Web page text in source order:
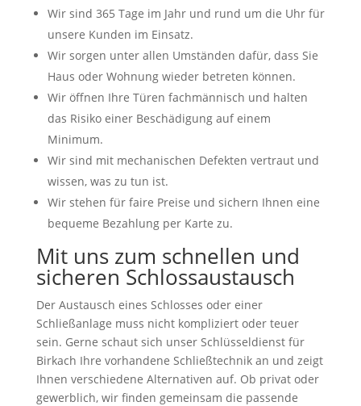
Wir sind 365 Tage im Jahr und rund um die Uhr für
unsere Kunden im Einsatz.
Wir sorgen unter allen Umständen dafür, dass Sie
Haus oder Wohnung wieder betreten können.
Wir öffnen Ihre Türen fachmännisch und halten
das Risiko einer Beschädigung auf einem
Minimum.
Wir sind mit mechanischen Defekten vertraut und
wissen, was zu tun ist.
Wir stehen für faire Preise und sichern Ihnen eine
bequeme Bezahlung per Karte zu.
Mit uns zum schnellen und
sicheren Schlossaustausch
Der Austausch eines Schlosses oder einer
Schließanlage muss nicht kompliziert oder teuer
sein. Gerne schaut sich unser Schlüsseldienst für
Birkach Ihre vorhandene Schließtechnik an und zeigt
Ihnen verschiedene Alternativen auf. Ob privat oder
gewerblich, wir finden gemeinsam die passende